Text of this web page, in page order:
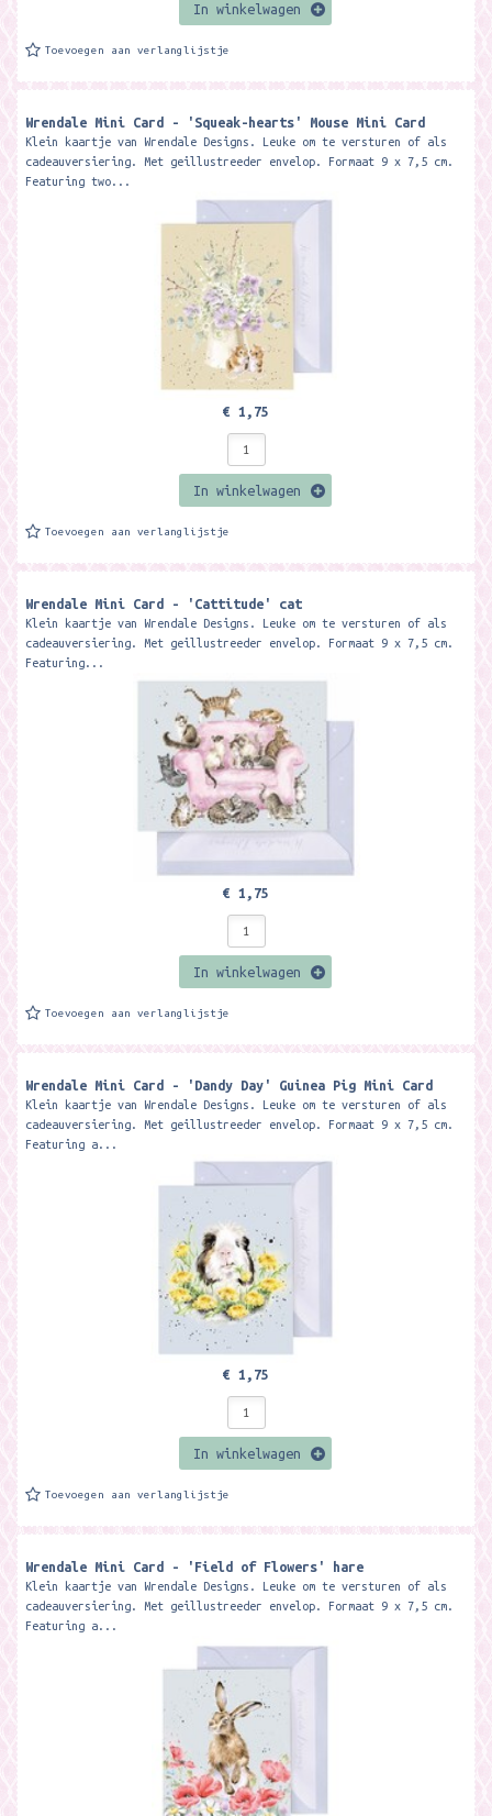
In winkelwagen
Toevoegen aan verlanglijstje
Wrendale Mini Card - 'Squeak-hearts' Mouse Mini Card ​
Klein kaartje van Wrendale Designs. Leuke om te versturen of als
cadeauversiering. Met geillustreeder envelop. Formaat 9 x 7,5 cm.
Featuring two...
€ 1,75
In winkelwagen
Toevoegen aan verlanglijstje
Wrendale Mini Card - 'Cattitude' cat
Klein kaartje van Wrendale Designs. Leuke om te versturen of als
cadeauversiering. Met geillustreeder envelop. Formaat 9 x 7,5 cm.
Featuring...
€ 1,75
In winkelwagen
Toevoegen aan verlanglijstje
Wrendale Mini Card - 'Dandy Day' Guinea Pig Mini Card ​
Klein kaartje van Wrendale Designs. Leuke om te versturen of als
cadeauversiering. Met geillustreeder envelop. Formaat 9 x 7,5 cm.
Featuring a...
€ 1,75
In winkelwagen
Toevoegen aan verlanglijstje
Wrendale Mini Card - 'Field of Flowers' hare
Klein kaartje van Wrendale Designs. Leuke om te versturen of als
cadeauversiering. Met geillustreeder envelop. Formaat 9 x 7,5 cm.
Featuring a...